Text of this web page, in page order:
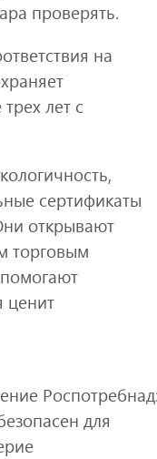
проверять.
на
лет с
сертификаты
открывают
торговым
ценит
для